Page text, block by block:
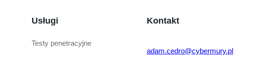
Usługi
Testy penetracyjne
Kontakt
adam.cedro@cybermury.pl